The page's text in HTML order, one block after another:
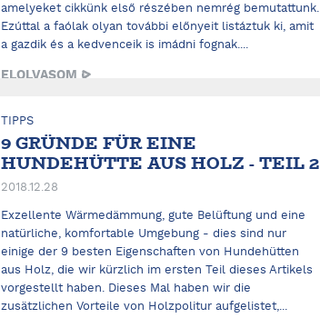
amelyeket cikkünk első részében nemrég bemutattunk.
Ezúttal a faólak olyan további előnyeit listáztuk ki, amit
a gazdik és a kedvenceik is imádni fognak....
ELOLVASOM
TIPPS
9 GRÜNDE FÜR EINE
HUNDEHÜTTE AUS HOLZ - TEIL 2
2018.12.28
Exzellente Wärmedämmung, gute Belüftung und eine
natürliche, komfortable Umgebung - dies sind nur
einige der 9 besten Eigenschaften von Hundehütten
aus Holz, die wir kürzlich im ersten Teil dieses Artikels
vorgestellt haben. Dieses Mal haben wir die
zusätzlichen Vorteile von Holzpolitur aufgelistet,...